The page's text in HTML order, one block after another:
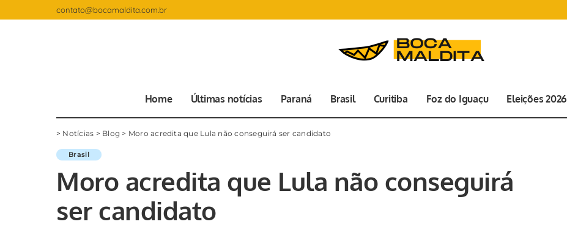
contato@bocamaldita.com.br
Home Últimas notícias Paraná Brasil Curitiba Foz do Iguaçu Eleições
> Notícias > Blog > Moro acredita que Lula não conseguirá ser candidato
Brasil
Moro acredita que Lula não conseguirá
ser candidato